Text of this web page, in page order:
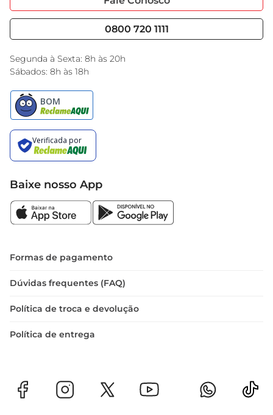
Nossas Lojas
Serviços
Black Friday
Encarte do Dia
0800 720 1111
Segunda à Sexta: 8h às 20h
Sábados: 8h às 18h
Baixe nosso App
Formas de pagamento
Dúvidas frequentes (FAQ)
Política de troca e devolução
Política de entrega